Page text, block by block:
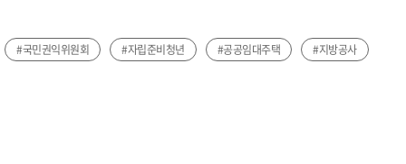
#국민권익위원회 #자립준비청년 #공공임대주택 #지방공사